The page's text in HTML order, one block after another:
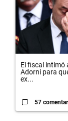
El fiscal intimó
Adorni para
ex...
57